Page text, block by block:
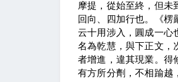
摩提，從始至終，但未
回向、四加行也。《楞
云十用涉入，圓成一心
名為乾慧，與下正文，
者增進，違其現業。得
有方所分劑，不相踰越